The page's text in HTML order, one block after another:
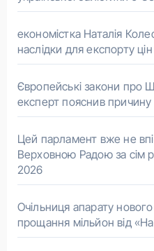
економістка Наталія
наслідки для експорту цін
Європейські закони про
експерт пояснив причину
Цей парламент вже не
Верховною Радою за сім
2026
Очільниця апарату
прощання мільйон від